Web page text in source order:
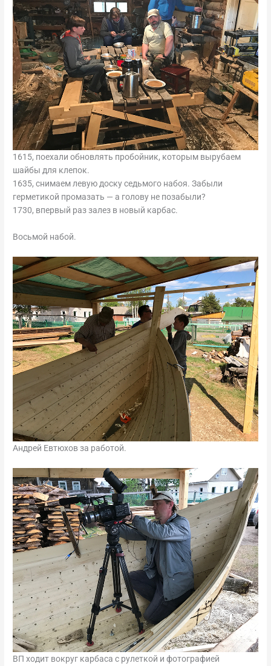
1615, поехали обновлять пробойник, которым вырубаем
шайбы для клепок.
1635, снимаем левую доску седьмого набоя. Забыли
герметикой промазать — а голову не позабыли?
1730, впервый раз залез в новый карбас.
Восьмой набой.
Андрей Евтюхов за работой.
ВП ходит вокруг карбаса с рулеткой и фотографией